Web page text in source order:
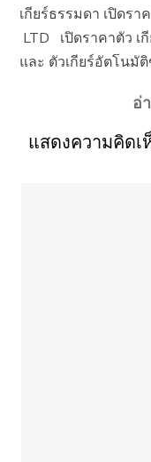
เกียร์ธรรมดา เปิดร
LTD เปิดราคาตัว เ
และ ตัวเกียร์อัตโนมั
อ่
แสดงความคิดเ